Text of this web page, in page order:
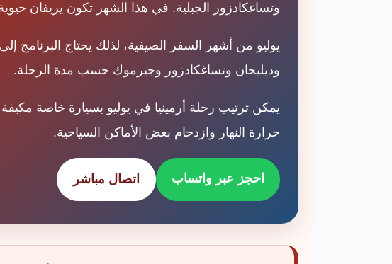
وتساغكادزور الجبلية. في هذا الشهر تكون يريفان
يوليو من أشهر السفر الصيفية، لذلك يحتاج البرنامج
وديليجان وتساغكادزور وجيرموك حسب مدة الرحلة.
يمكن ترتيب رحلة أرمينيا في يوليو بسيارة خاصة
حرارة النهار وازدحام بعض الأماكن السياحية.
احجز عبر واتساب اتصال مباشر